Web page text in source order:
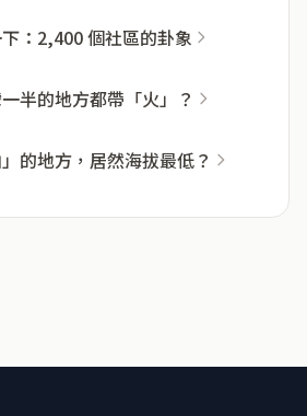
：2,400 個社區的卦象
半的地方都帶「火」？
的地方，居然海拔最低？